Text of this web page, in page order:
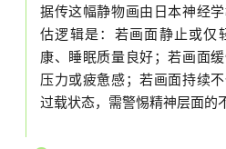
据传这幅静物画由日本神经
估逻辑是：若画面静止或仅
康、睡眠质量良好；若画面
压力或疲惫感；若画面持续
过载状态，需警惕精神层面的